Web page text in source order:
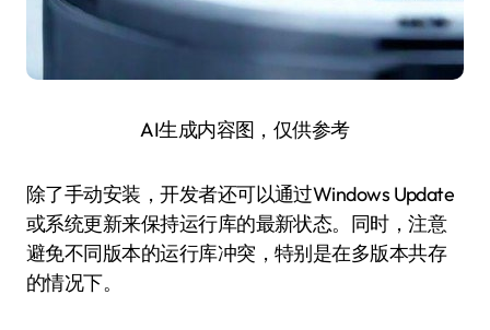
AI生成内容图，仅供参考
除了手动安装，开发者还可以通过Windows Update
或系统更新来保持运行库的最新状态。同时，注意
避免不同版本的运行库冲突，特别是在多版本共存
的情况下。